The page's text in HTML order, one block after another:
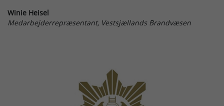
Winie Heisel
Medarbejderrepræsentant, Vestsjællands Brandvæsen